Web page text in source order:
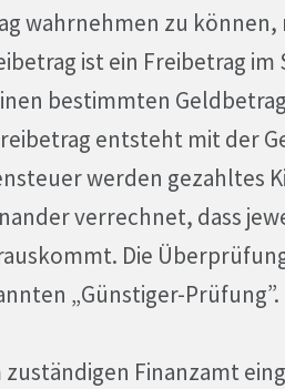
wahrnehmen zu können,
ist ein Freibetrag
bestimmten
entsteht mit der
werden gezahltes
verrechnet, dass
Die
„Günstiger-Prüfung”.
Finanzamt